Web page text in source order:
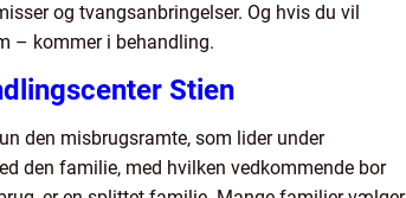
og tvangsanbringelser. Og hvis du vil
– kommer i behandling.
Stien
den misbrugsramte, som lider under
den familie, med hvilken vedkommende bor